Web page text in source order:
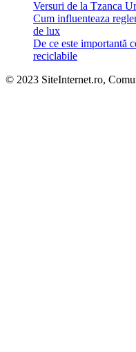
Versuri de la Tzanca
Cum influenteaza
de lux
De ce este importantă
reciclabile
© 2023 SiteInternet.ro,